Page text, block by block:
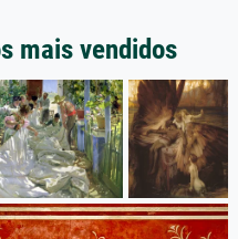
mais vendidos